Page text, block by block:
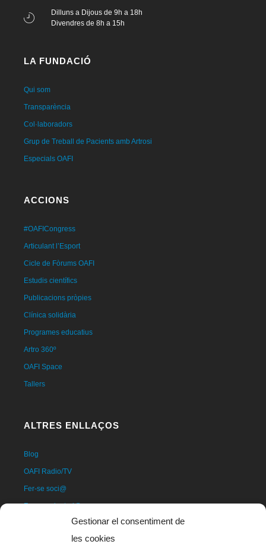
Gestionar el consentiment de
les cookies
Dilluns a Dijous de 9h a 18h
Divendres de 8h a 15h
LA FUNDACIÓ
Qui som
Transparència
Col·laboradors
Grup de Treball de Pacients amb Artrosi
Especials OAFI
ACCIONS
#OAFICongress
Articulant l’Esport
Cicle de Fòrums OAFI
Estudis científics
Publicacions pròpies
Clínica solidària
Programes educatius
Artro 360º
OAFI Space
Tallers
ALTRES ENLLAÇOS
Blog
OAFI Radio/TV
Fer-se soci@
Fer-se voluntari@